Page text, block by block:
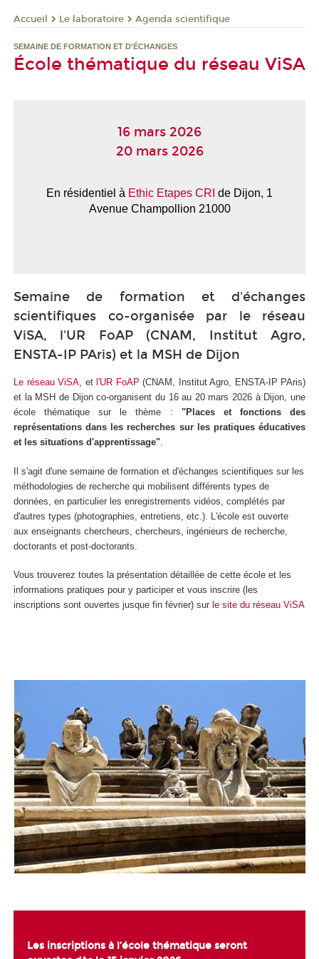
Accueil Le laboratoire Agenda scientifique
SEMAINE DE FORMATION ET D'ÉCHANGES
École thématique du réseau ViSA
16 mars 2026
20 mars 2026
En résidentiel à Ethic Etapes CRI de Dijon, 1
Avenue Champollion 21000
Semaine de formation et d'échanges
scientifiques co-organisée par le réseau
ViSA, l'UR FoAP (CNAM, Institut Agro,
ENSTA-IP PAris) et la MSH de Dijon
Le réseau ViSA, et l'UR FoAP (CNAM, Institut Agro, ENSTA-IP PAris)
et la MSH de Dijon co-organisent du 16 au 20 mars 2026 à Dijon, une
école thématique sur le thème : "Places et fonctions des
représentations dans les recherches sur les pratiques éducatives
et les situations d'apprentissage".
Il s'agit d'une semaine de formation et d'échanges scientifiques sur les
méthodologies de recherche qui mobilisent différents types de
données, en particulier les enregistrements vidéos, complétés par
d'autres types (photographies, entretiens, etc.). L'école est ouverte
aux enseignants chercheurs, chercheurs, ingénieurs de recherche,
doctorants et post-doctorants.
Vous trouverez toutes la présentation détaillée de cette école et les
informations pratiques pour y participer et vous inscrire (les
inscriptions sont ouvertes jusque fin février) sur le site du réseau ViSA
Les inscriptions à l’école thématique seront